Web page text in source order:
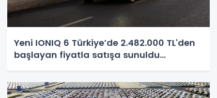
Yeni IONIQ 6 Türkiye’de 2.482.000 TL'den
başlayan fiyatla satışa sunuldu...